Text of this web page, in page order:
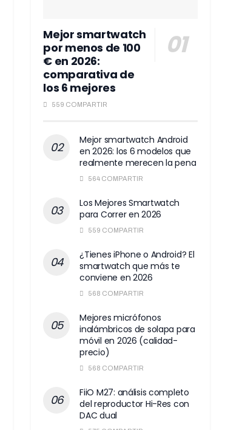
Mejor smartwatch
por menos de 100
€ en 2026:
comparativa de
los 6 mejores
559 COMPARTIR
Mejor smartwatch Android
en 2026: los 6 modelos que
realmente merecen la pena
564 COMPARTIR
Los Mejores Smartwatch
para Correr en 2026
559 COMPARTIR
¿Tienes iPhone o Android? El
smartwatch que más te
conviene en 2026
568 COMPARTIR
Mejores micrófonos
inalámbricos de solapa para
móvil en 2026 (calidad-
precio)
568 COMPARTIR
FiiO M27: análisis completo
del reproductor Hi-Res con
DAC dual